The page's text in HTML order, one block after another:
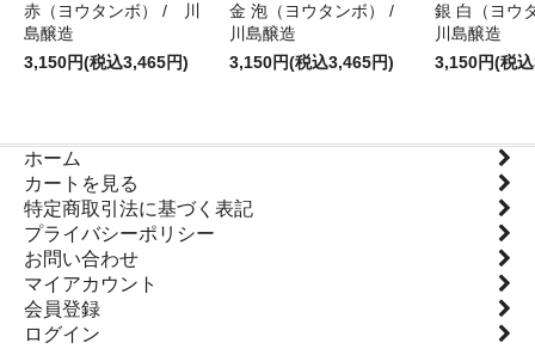
赤（ヨウタンボ） / 川
島醸造
3,150円(税込3,465円)
金 泡（ヨウタンボ） /
川島醸造
3,150円(税込3,465円)
銀 白（ヨ
川島醸造
3,150円(税
ホーム
カートを見る
特定商取引法に基づく表記
プライバシーポリシー
お問い合わせ
マイアカウント
会員登録
ログイン